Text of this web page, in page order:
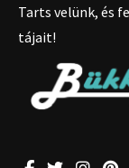
Tarts velünk, és
tájait!